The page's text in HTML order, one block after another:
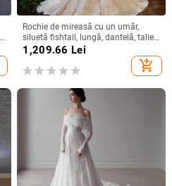
Rochie de mireasă cu un umăr,
siluetă fishtail, lungă, dantelă, talie
înaltă, mâneci 3/4
1,209.66 Lei
add_shopping_cart